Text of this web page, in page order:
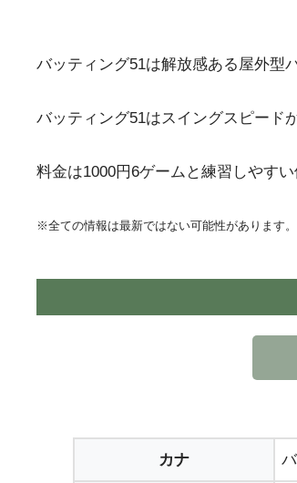
バッティング51は解放感ある屋外型
バッティング51はスイングスピード
料金は1000円6ゲームと練習しやすい
※全ての情報は最新ではない可能性があります
カナ